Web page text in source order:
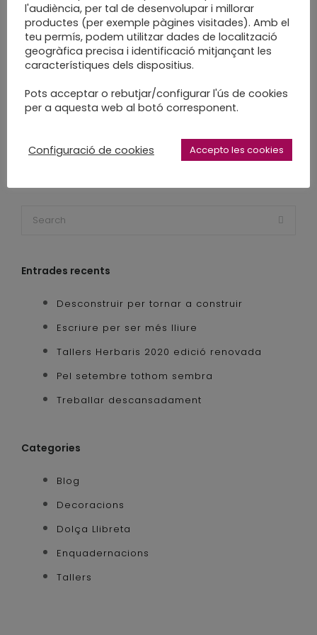
fet a mida
fira
fira d'artesania
Gironella
market
sabadell
taller a mida
taller personalitzat
tallers creatius
tallers familiars
tallers infantils
Torre de l'Amo
vermusic
vermusic market
Viladomiu Nou
Entrades recents
Desconstruir per tornar a construir
Escriure per ser més lliure
Tallers Herbaris 2020 edició renovada
Pel setembre tothom sembra
Treballar descansadament
Categories
Blog
Decoracions
Dolça Llibreta
Enquadernacions
Tallers
l'audiència, per tal de desenvolupar i millorar
productes (per exemple pàgines visitades). Amb el
teu permís, podem utilitzar dades de localització
geogràfica precisa i identificació mitjançant les
característiques dels dispositius.
Pots acceptar o rebutjar/configurar l'ús de cookies
per a aquesta web al botó corresponent.
Configuració de cookies Accepto les cookies